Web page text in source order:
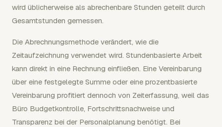
wird üblicherweise als abrechenbare Stunden geteilt durch
Gesamtstunden gemessen.
Die Abrechnungsmethode verändert, wie die
Zeitaufzeichnung verwendet wird. Stundenbasierte Arbeit
kann direkt in eine Rechnung einfließen. Eine Vereinbarung
über eine festgelegte Summe oder eine prozentbasierte
Vereinbarung profitiert dennoch von Zeiterfassung, weil das
Büro Budgetkontrolle, Fortschrittsnachweise und
Transparenz bei der Personalplanung benötigt. Bei